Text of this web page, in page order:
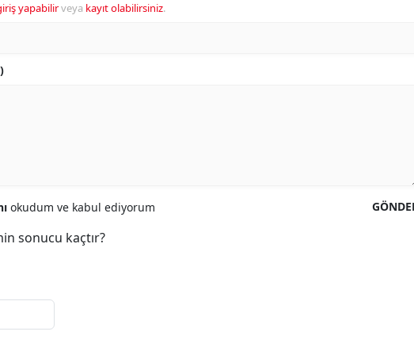
yapabilirveya kayıt olabilirsiniz.
okudum ve kabul ediyorum
sonucu kaçtır?